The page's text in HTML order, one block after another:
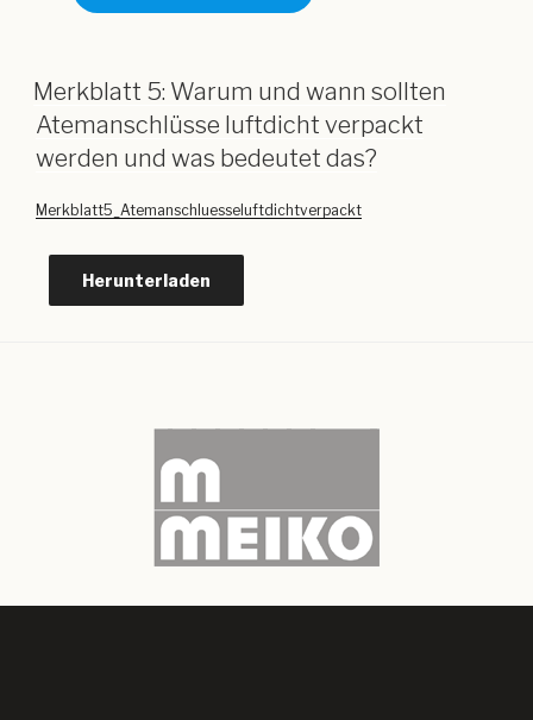
Merkblatt 5: Warum und wann sollten
Atemanschlüsse luftdicht verpackt
werden und was bedeutet das?
Merkblatt5_Atemanschluesseluftdichtverpackt
Herunterladen